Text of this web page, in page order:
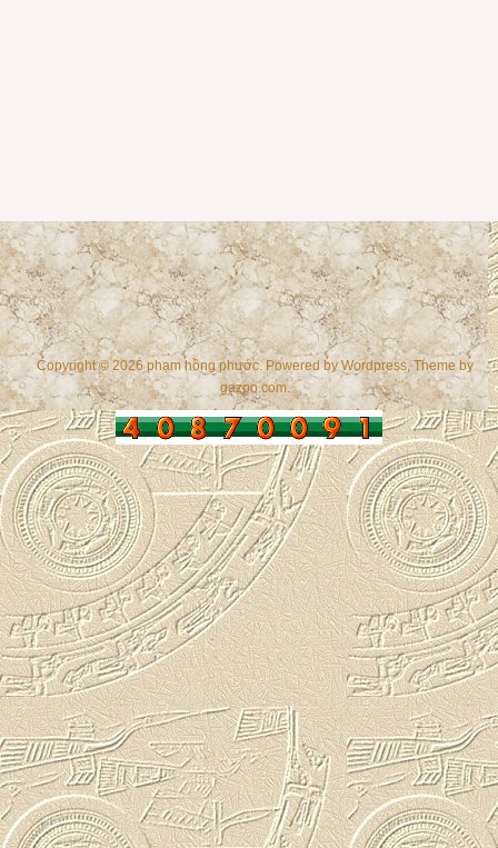
Copyright © 2026 phạm hồng phước. Powered byWordpress , Theme by
gazpo.com.